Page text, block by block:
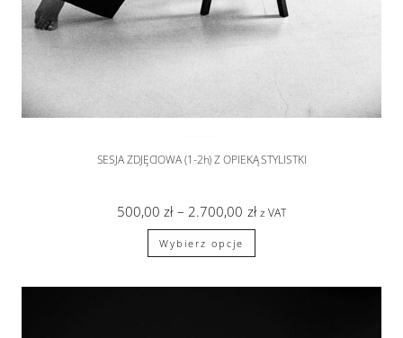
SESJA ZDJĘCIOWA (1-2h) Z OPIEKĄ STYLISTKI
500,00zł – 2.700,00 zł z VAT
Wybierz opcje